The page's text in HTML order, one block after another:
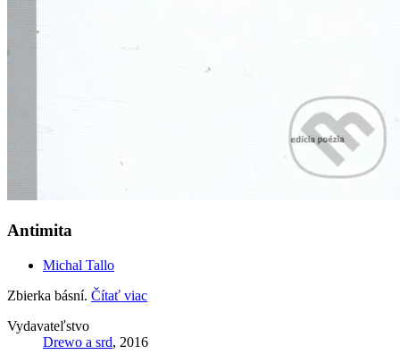
Antimita
Michal Tallo
Zbierka básní. Čítať viac
Vydavateľstvo
Drewo a srd, 2016